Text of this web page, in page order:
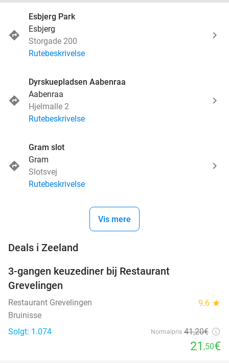
Esbjerg Park
Esbjerg
Storgade 200
Rutebeskrivelse
Dyrskuepladsen Aabenraa
Aabenraa
Hjelmalle 2
Rutebeskrivelse
Gram slot
Gram
Slotsvej
Rutebeskrivelse
Vis mere
Deals i Zeeland
3-gangen keuzediner bij Restaurant
Grevelingen
Restaurant Grevelingen 9.6 star
Bruinisse
Solgt: 1.074
Normalpris 41,20€
21 ,50€